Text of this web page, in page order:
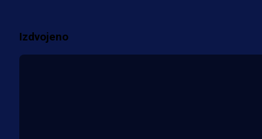
Više vijesti
Izdvojeno